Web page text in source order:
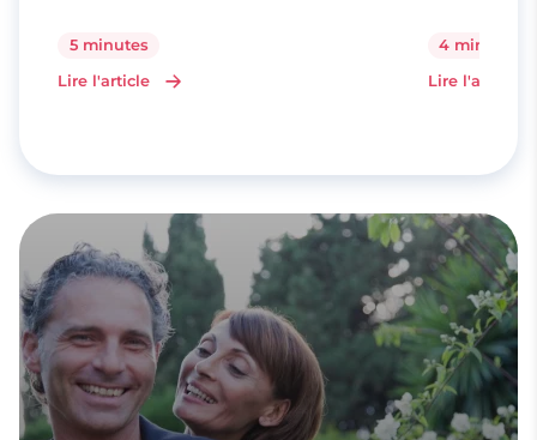
5 minutes
Lire l'article
4 minutes
Lire l'article